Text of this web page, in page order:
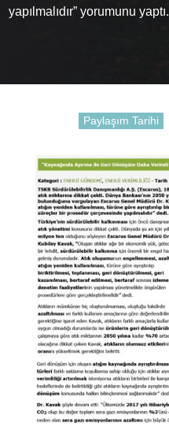
yapılmalıdır” yorumunu yaptı.
Paylaşım Tarihi